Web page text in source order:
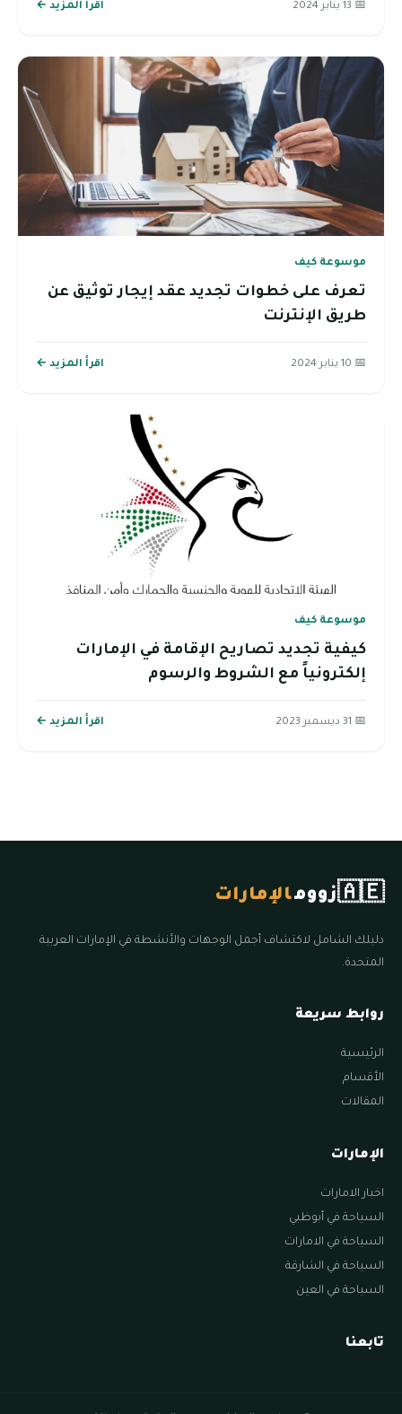
📅 13 يناير 2024 اقرأ المزيد ←
موسوعة كيف
تعرف على خطوات تجديد عقد إيجار توثيق عن
طريق الإنترنت
📅 10 يناير 2024 اقرأ المزيد ←
موسوعة كيف
كيفية تجديد تصاريح الإقامة في الإمارات
إلكترونياً مع الشروط والرسوم
📅 31 ديسمبر 2023 اقرأ المزيد ←
🇦🇪زوومالإمارات
دليلك الشامل لاكتشاف أجمل الوجهات والأنشطة في الإمارات العربية
المتحدة.
روابط سريعة
الرئيسية
الأقسام
المقالات
الإمارات
اخبار الامارات
السياحة في أبوظبي
السياحة في الامارات
السياحة في الشارقة
السياحة في العين
تابعنا